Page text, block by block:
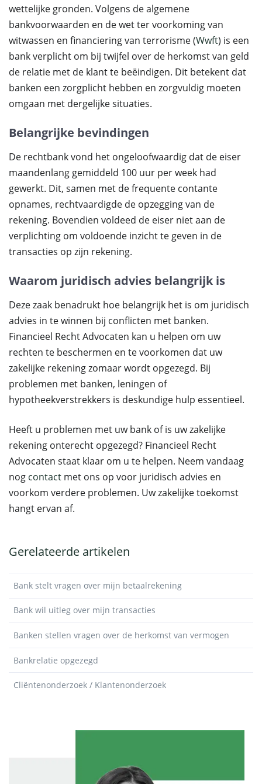
wettelijke gronden. Volgens de algemene
bankvoorwaarden en de wet ter voorkoming van
witwassen en financiering van terrorisme (Wwft) is een
bank verplicht om bij twijfel over de herkomst van geld
de relatie met de klant te beëindigen. Dit betekent dat
banken een zorgplicht hebben en zorgvuldig moeten
omgaan met dergelijke situaties.
Belangrijke bevindingen
De rechtbank vond het ongeloofwaardig dat de eiser
maandenlang gemiddeld 100 uur per week had
gewerkt. Dit, samen met de frequente contante
opnames, rechtvaardigde de opzegging van de
rekening. Bovendien voldeed de eiser niet aan de
verplichting om voldoende inzicht te geven in de
transacties op zijn rekening.
Waarom juridisch advies belangrijk is
Deze zaak benadrukt hoe belangrijk het is om juridisch
advies in te winnen bij conflicten met banken.
Financieel Recht Advocaten kan u helpen om uw
rechten te beschermen en te voorkomen dat uw
zakelijke rekening zomaar wordt opgezegd. Bij
problemen met banken, leningen of
hypotheekverstrekkers is deskundige hulp essentieel.
Heeft u problemen met uw bank of is uw zakelijke
rekening onterecht opgezegd? Financieel Recht
Advocaten staat klaar om u te helpen. Neem vandaag
nog contact met ons op voor juridisch advies en
voorkom verdere problemen. Uw zakelijke toekomst
hangt ervan af.
Gerelateerde artikelen
Bank stelt vragen over mijn betaalrekening
Bank wil uitleg over mijn transacties
Banken stellen vragen over de herkomst van vermogen
Bankrelatie opgezegd
Cliëntenonderzoek / Klantenonderzoek